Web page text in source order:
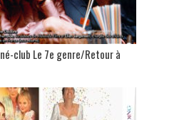
club Le 7e genre/Retour à